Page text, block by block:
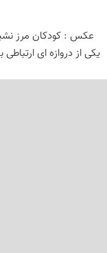
عکس : کودکان مرز
یکی از دروازه ای